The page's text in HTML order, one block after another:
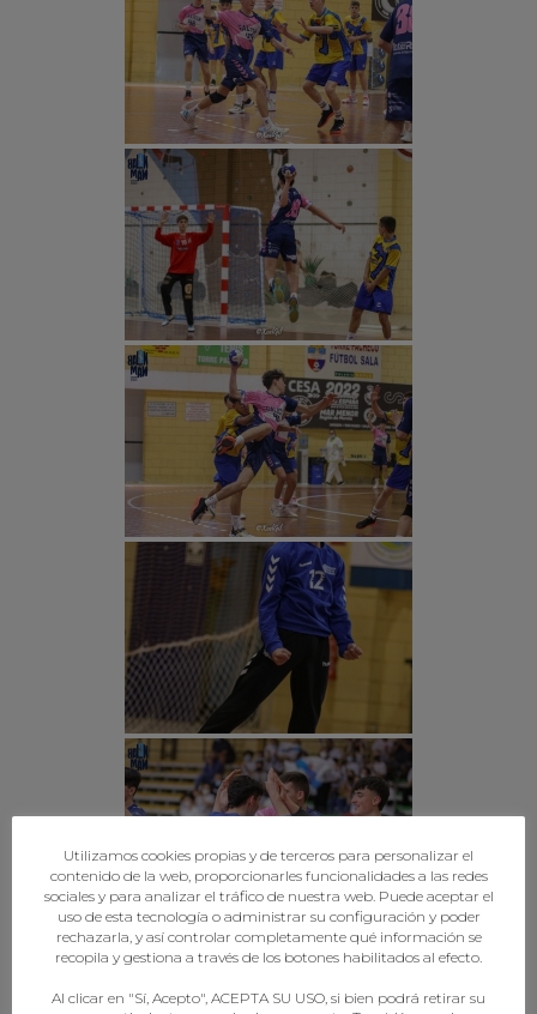
Utilizamos cookies propias y de terceros para personalizar el
contenido de la web, proporcionarles funcionalidades a las redes
sociales y para analizar el tráfico de nuestra web. Puede aceptar el
uso de esta tecnología o administrar su configuración y poder
rechazarla, y así controlar completamente qué información se
recopila y gestiona a través de los botones habilitados al efecto.
Al clicar en "Sí, Acepto", ACEPTA SU USO, si bien podrá retirar su